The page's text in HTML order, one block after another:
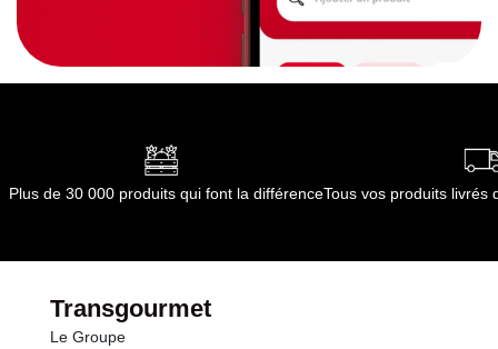
Plus de 30 000 produits qui font la différenceTous vos produits livrés
Transgourmet
Le Groupe